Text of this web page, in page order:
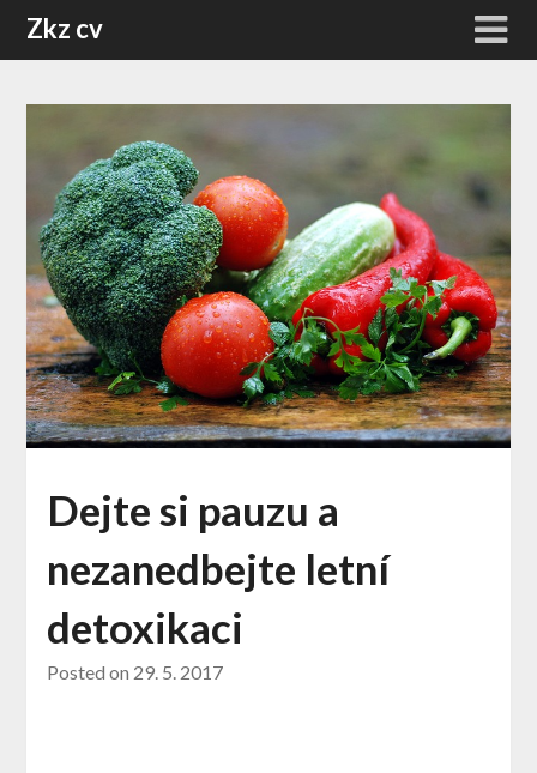
SkipZkz cv
Dejte si pauzu a
nezanedbejte letní
detoxikaci
Posted on 29. 5. 2017